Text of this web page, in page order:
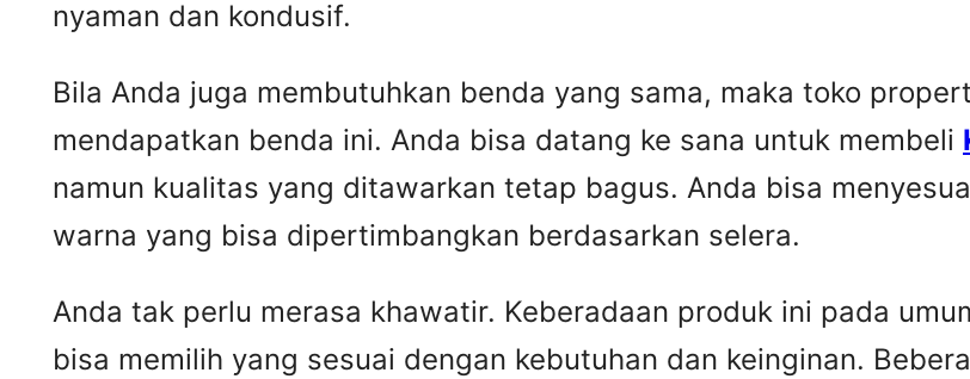
nyaman dan kondusif.
Bila Anda juga membutuhkan benda yang sama, maka toko
mendapatkan benda ini. Anda bisa datang ke sana untuk membeli
namun kualitas yang ditawarkan tetap bagus. Anda bisa
warna yang bisa dipertimbangkan berdasarkan selera.
Anda tak perlu merasa khawatir. Keberadaan produk ini pada
bisa memilih yang sesuai dengan kebutuhan dan keinginan.